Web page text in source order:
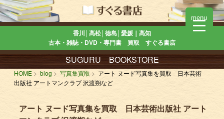
香川│高松│徳島│愛媛｜高知
古本・雑誌・DVD・専門書 買取 すぐる書店
SUGURU BOOKSTORE
HOME blog 写真集買取
アート ヌード写真集を買取 日本芸術
出版社 アートマンクラブ 沢渡朔など
アート ヌード写真集を買取 日本芸術出版社 アート
menu